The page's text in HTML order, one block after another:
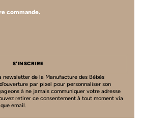
commande.
S'INSCRIRE
de la Manufacture des Bébés
par pixel pour personnaliser son
à ne jamais communiquer votre adresse
retirer ce consentement à tout moment via
email.